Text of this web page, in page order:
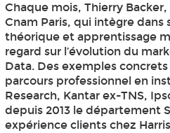
Chaque mois, Thierry
Cnam Paris, qui intègre dans
théorique et apprentissage
regard sur l’évolution du
Data. Des exemples concrets
parcours professionnel en
Research, Kantar ex-TNS,
depuis 2013 le département
expérience clients chez